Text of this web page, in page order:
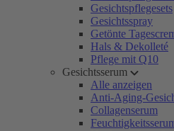
Gesichtspflegesets
Gesichtsspray
Getönte
Hals & Dekolleté
Pflege mit Q10
Gesichtsserum
Alle anzeigen
Anti-Aging-
Collagenserum